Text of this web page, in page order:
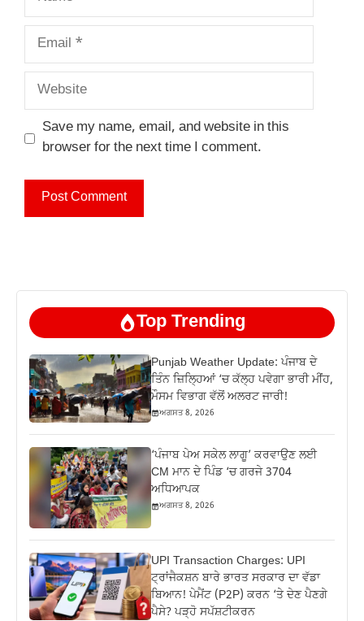
Email
Website
Save my name, email, and website in this
browser for the next time I comment.
Top Trending
Punjab Weather Update: ਪੰਜਾਬ ਦੇ
ਤਿੰਨ ਜ਼‍ਿਲ੍ਹਿਆਂ ‘ਚ ਕੱਲ੍ਹ ਪਵੇਗਾ ਭਾਰੀ ਮੀਂਹ,
ਮੌਸਮ ਵਿਭਾਗ ਵੱਲੋਂ ਅਲਰਟ ਜਾਰੀ!
ਅਗਸਤ 8, 2026
‘ਪੰਜਾਬ ਪੇਅ ਸਕੇਲ ਲਾਗੂ’ ਕਰਵਾਉਣ ਲਈ
CM ਮਾਨ ਦੇ ਪਿੰਡ ‘ਚ ਗਰਜੇ 3704
ਅਧਿਆਪਕ
ਅਗਸਤ 8, 2026
UPI Transaction Charges: UPI
ਟ੍ਰਾਂਜੈਕਸ਼ਨ ਬਾਰੇ ਭਾਰਤ ਸਰਕਾਰ ਦਾ ਵੱਡਾ
ਬਿਆਨ! ਪੇਮੈਂਟ (P2P) ਕਰਨ ‘ਤੇ ਦੇਣ ਪੈਣਗੇ
ਪੈਸੇ? ਪੜ੍ਹੋ ਸਪੱਸ਼ਟੀਕਰਨ